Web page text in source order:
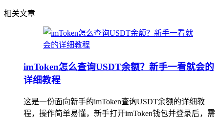
相关文章
imToken怎么查询USDT余额？新手一看就会的
详细教程
这是一份面向新手的imToken查询USDT余额的详细教
程，操作简单易懂，新手打开imToken钱包并登录后，需